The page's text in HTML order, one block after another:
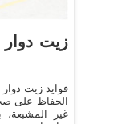
زيت
فوايد زيت
الحفاظ على
غير المشبعة،